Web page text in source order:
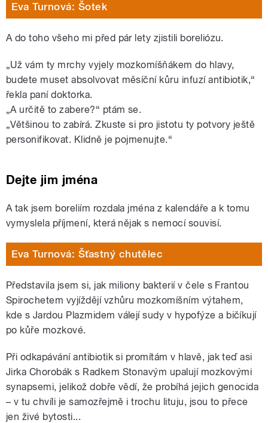
Eva Turnová: Šotek
A do toho všeho mi před pár lety zjistili boreliózu.
„Už vám ty mrchy vyjely mozkomíšňákem do hlavy,
budete muset absolvovat měsíční kůru infuzí antibiotik,“
řekla paní doktorka.
„A určitě to zabere?“ ptám se.
„Většinou to zabírá. Zkuste si pro jistotu ty potvory ještě
personifikovat. Klidně je pojmenujte.“
Dejte jim jména
A tak jsem boreliím rozdala jména z kalendáře a k tomu
vymyslela příjmení, která nějak s nemocí souvisí.
Eva Turnová: Šťastný chutělec
Představila jsem si, jak miliony bakterií v čele s Frantou
Spirochetem vyjíždějí vzhůru mozkomíšním výtahem,
kde s Jardou Plazmidem válejí sudy v hypofýze a bičíkují
po kůře mozkové.
Při odkapávání antibiotik si promítám v hlavě, jak teď asi
Jirka Chorobák s Radkem Stonavým upalují mozkovými
synapsemi, jelikož dobře vědí, že probíhá jejich genocida
– v tu chvíli je samozřejmě i trochu lituju, jsou to přece
jen živé bytosti...